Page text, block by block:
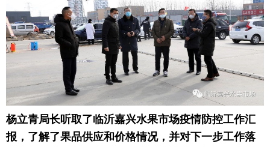
杨立青局长听取了临沂嘉兴水果市场疫情防控工作汇
报，了解了果品供应和价格情况，并对下一步工作落